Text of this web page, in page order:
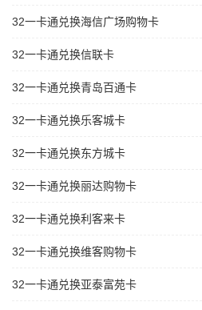
32一卡通兑换海信广场购物卡
32一卡通兑换信联卡
32一卡通兑换青岛百通卡
32一卡通兑换乐客城卡
32一卡通兑换东方城卡
32一卡通兑换丽达购物卡
32一卡通兑换利客来卡
32一卡通兑换维客购物卡
32一卡通兑换亚泰富苑卡